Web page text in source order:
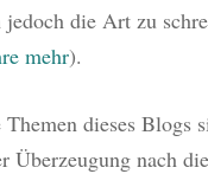
jedoch die Art zu
mehr).
dieses Blogs
Überzeugung nach